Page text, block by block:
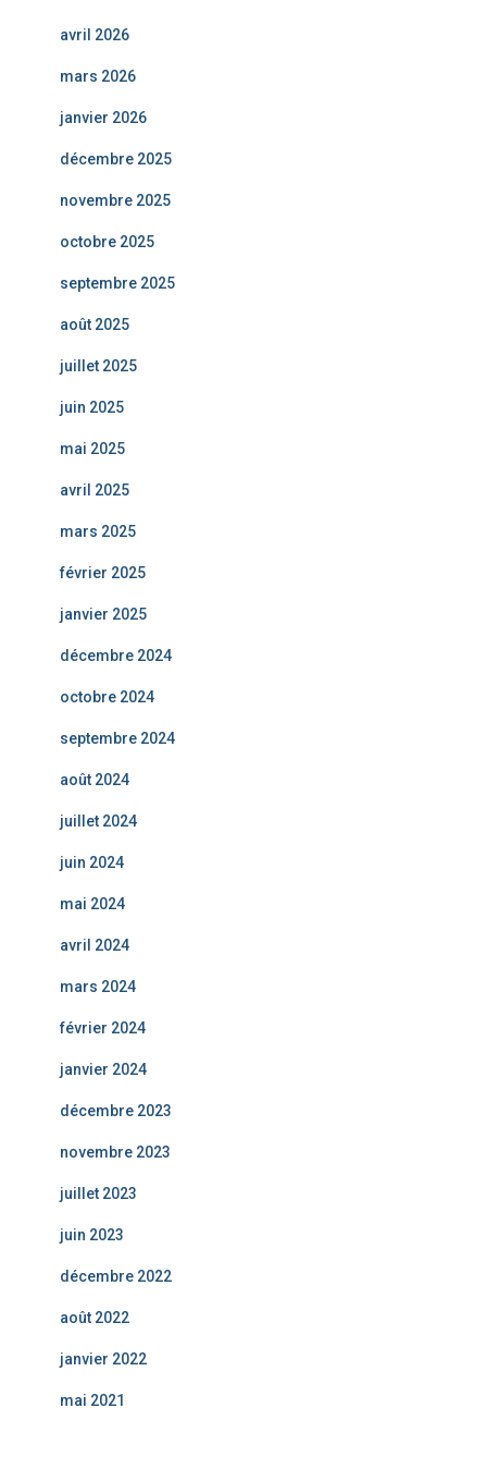
avril 2026
mars 2026
janvier 2026
décembre 2025
novembre 2025
octobre 2025
septembre 2025
août 2025
juillet 2025
juin 2025
mai 2025
avril 2025
mars 2025
février 2025
janvier 2025
décembre 2024
octobre 2024
septembre 2024
août 2024
juillet 2024
juin 2024
mai 2024
avril 2024
mars 2024
février 2024
janvier 2024
décembre 2023
novembre 2023
juillet 2023
juin 2023
décembre 2022
août 2022
janvier 2022
mai 2021